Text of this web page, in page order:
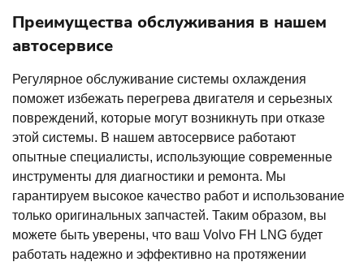
Преимущества обслуживания в нашем
автосервисе
Регулярное обслуживание системы охлаждения
поможет избежать перегрева двигателя и серьезных
повреждений, которые могут возникнуть при отказе
этой системы. В нашем автосервисе работают
опытные специалисты, использующие современные
инструменты для диагностики и ремонта. Мы
гарантируем высокое качество работ и использование
только оригинальных запчастей. Таким образом, вы
можете быть уверены, что ваш Volvo FH LNG будет
работать надежно и эффективно на протяжении